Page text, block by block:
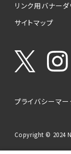
リンク用バナー
サイトマップ
プライバシーマ
Copyright © 2024